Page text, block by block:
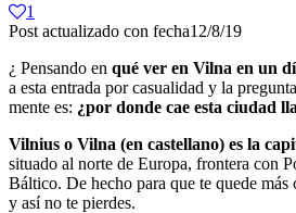
1
Post actualizado con fecha12/8/19
¿ Pensando en qué ver en Vilna en un
a esta entrada por casualidad y la
mente es: ¿por donde cae esta ciudad
Vilnius o Vilna (en castellano) es la
situado al norte de Europa, frontera con
Báltico. De hecho para que te quede más
y así no te pierdes.